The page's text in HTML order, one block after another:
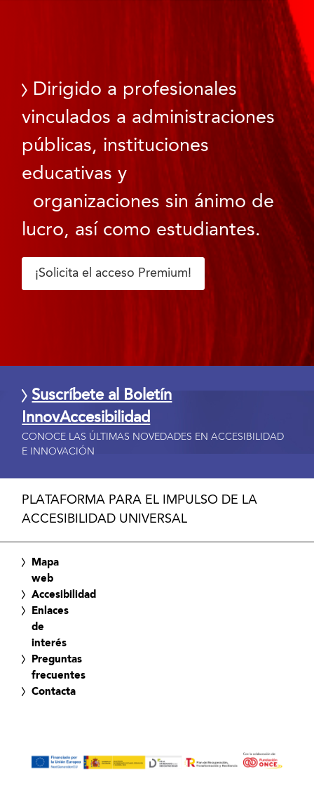
Dirigido a profesionales
vinculados a administraciones
públicas, instituciones
educativas y
organizaciones sin ánimo de
lucro, así como estudiantes.
¡Solicita el acceso Premium!
Suscríbete al Boletín
InnovAccesibilidad
CONOCE LAS ÚLTIMAS NOVEDADES EN ACCESIBILIDAD
E INNOVACIÓN
PLATAFORMA PARA EL IMPULSO DE LA
ACCESIBILIDAD UNIVERSAL
Mapa
web
Accesibilidad
Enlaces
de
interés
Preguntas
frecuentes
Contacta